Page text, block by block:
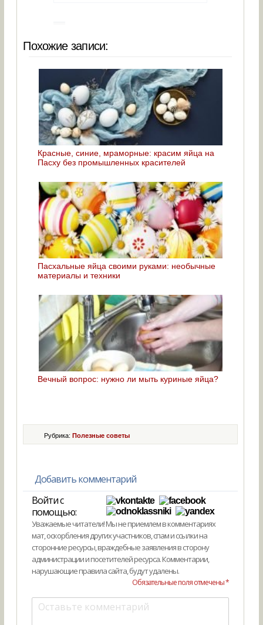
Похожие записи:
Красные, синие, мраморные: красим яйца на
Пасху без промышленных красителей
Пасхальные яйца своими руками: необычные
материалы и техники
Вечный вопрос: нужно ли мыть куриные яйца?
Рубрика:Полезные советы
Добавить комментарий
Войти с
помощью:
Уважаемые читатели! Мы не приемлем в комментариях
мат, оскорбления других участников, спам и ссылки на
сторонние ресурсы, враждебные заявления в сторону
администрации и посетителей ресурса. Комментарии,
нарушающие правила сайта, будут удалены.
Обязательные поля отмечены *